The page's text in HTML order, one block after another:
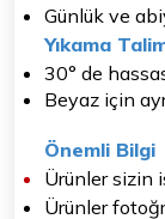
Günlük ve
Yıkama
30° de
Beyaz için
Önemli Bilgi
Ürünler sizin
Ürünler